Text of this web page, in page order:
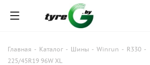
Главная - Каталог - Шины - Winrun - R330 -
225/45R19 96W XL